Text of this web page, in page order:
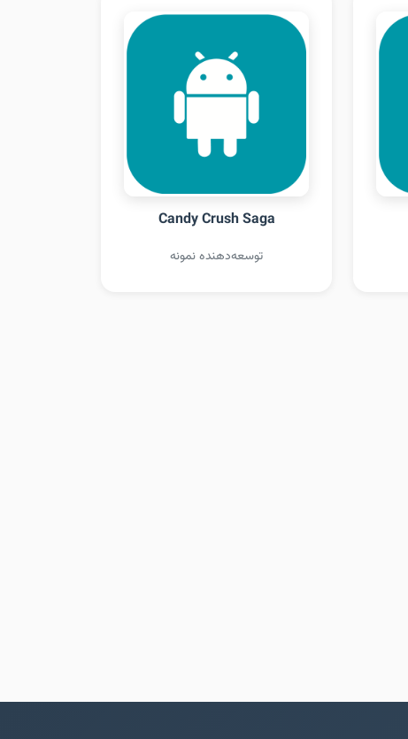
Candy Crush Saga
توسعه‌دهنده نمونه